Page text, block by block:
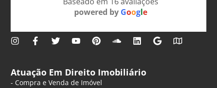
powered by Google
Atuação Em Direito Imobiliário
- Compra e Venda de Imóvel